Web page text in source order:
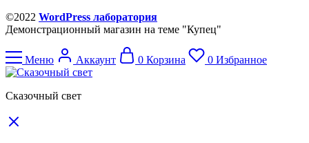
©2022 WordPress лаборатория
Демонстрационный магазин на теме "Купец"
Меню Аккаунт 0 Корзина 0 Избранное
Сказочный свет